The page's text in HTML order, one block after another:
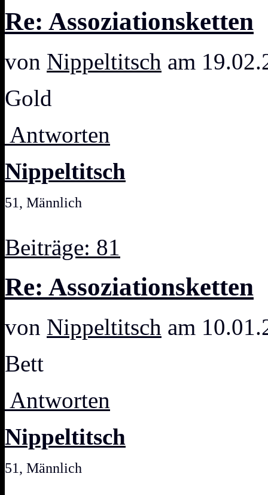
Re: Assoziationsketten
von Nippeltitsch am
Gold
Antworten
Nippeltitsch
51, Männlich
Beiträge: 81
Re: Assoziationsketten
von Nippeltitsch am
Bett
Antworten
Nippeltitsch
51, Männlich